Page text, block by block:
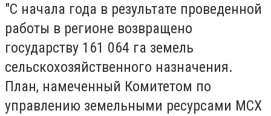
"С начала года в результате проведенной
работы в регионе возвращено
государству 161 064 га земель
сельскохозяйственного назначения.
План, намеченный Комитетом по
управлению земельными ресурсами МСХ